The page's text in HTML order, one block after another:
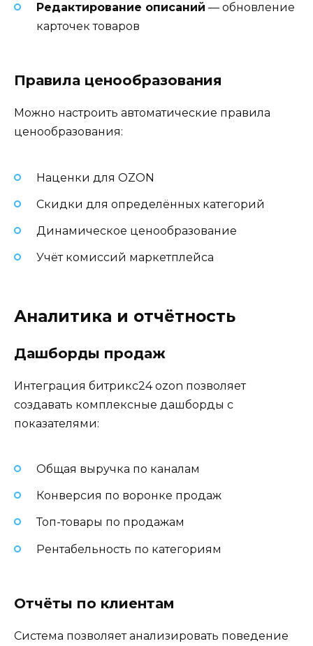
Редактирование описаний — обновление
карточек товаров
Правила ценообразования
Можно настроить автоматические правила
ценообразования:
Наценки для OZON
Скидки для определённых категорий
Динамическое ценообразование
Учёт комиссий маркетплейса
Аналитика и отчётность
Дашборды продаж
Интеграция битрикс24 ozon позволяет
создавать комплексные дашборды с
показателями:
Общая выручка по каналам
Конверсия по воронке продаж
Топ-товары по продажам
Рентабельность по категориям
Отчёты по клиентам
Система позволяет анализировать поведение